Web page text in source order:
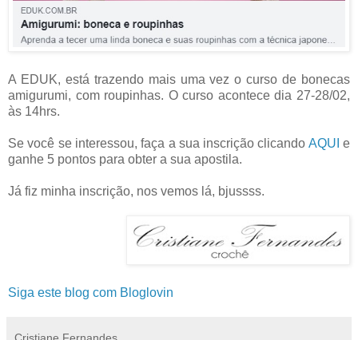
A EDUK, está trazendo mais uma vez o curso de bonecas
amigurumi, com roupinhas. O curso acontece dia 27-28/02,
às 14hrs.
Se você se interessou, faça a sua inscrição clicando AQUI e
ganhe 5 pontos para obter a sua apostila.
Já fiz minha inscrição, nos vemos lá, bjussss.
Siga este blog com Bloglovin